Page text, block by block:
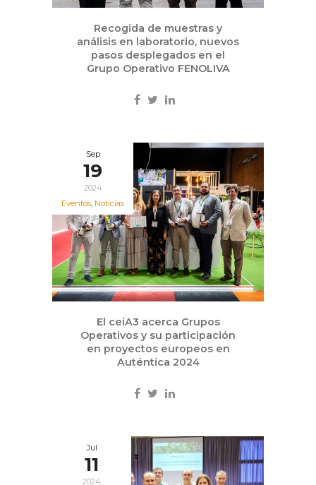
Recogida de muestras y
análisis en laboratorio, nuevos
pasos desplegados en el
Grupo Operativo FENOLIVA
Sep
19
2024
Eventos, Noticias
El ceiA3 acerca Grupos
Operativos y su participación
en proyectos europeos en
Auténtica 2024
Jul
11
2024